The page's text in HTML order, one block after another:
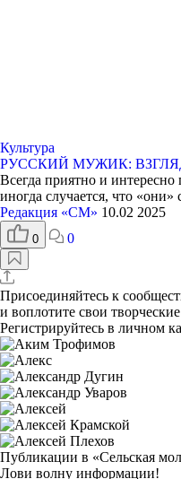
Культура
РУССКИЙ МУЖИК:
Всегда приятно и
иногда случается, что
Редакция «СМ» 10.02 2025
0 0
Присоединяйтесь к
и воплотите свои
Регистрируйтесь в личном
Публикации в «Сельская
Лови волну информации!